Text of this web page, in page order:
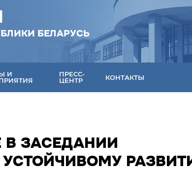
БЕЛАРУСЬ
И
ПРЕСС-
ЦЕНТР
КОНТАКТЫ
В ЗАСЕДАНИИ